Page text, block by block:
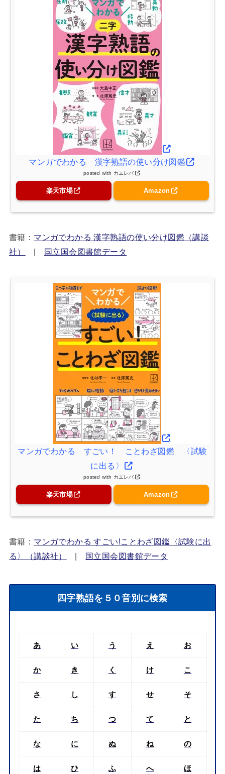
マンガでわかる 漢字熟語の使い分け図鑑
posted with カエレバ
楽天市場 Amazon
書籍： マンガでわかる 漢字熟語の使い分け図鑑（講談
社）
| 国立国会図書館データ
マンガでわかる すごい！ ことわざ図鑑 〈試験
に出る〉
posted with カエレバ
楽天市場 Amazon
書籍： マンガでわかる すごい!ことわざ図鑑〈試験に出
る〉（講談社）
| 国立国会図書館データ
四字熟語を５０音別に検索
あ い う え お
か き く け こ
さ し す せ そ
た ち つ て と
な に ぬ ね の
は ひ ふ へ ほ